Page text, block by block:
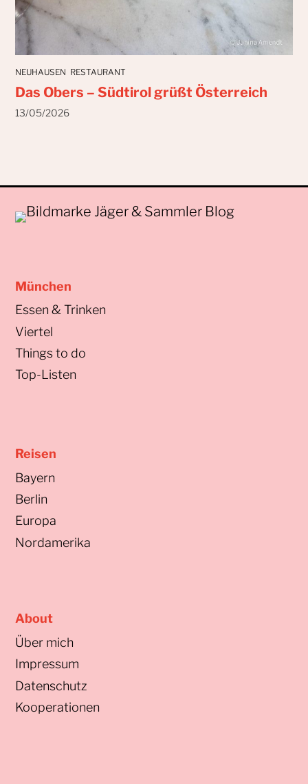
NEUHAUSEN RESTAURANT
Das Obers – Südtirol grüßt Österreich
13/05/2026
München
Essen & Trinken
Viertel
Things to do
Top-Listen
Reisen
Bayern
Berlin
Europa
Nordamerika
About
Über mich
Impressum
Datenschutz
Kooperationen